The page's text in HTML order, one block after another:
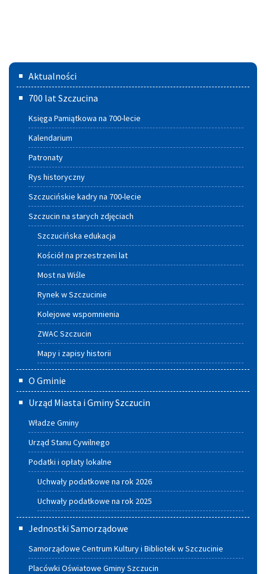
Menu
główne
Aktualności
700 lat Szczucina
Księga Pamiątkowa na 700-lecie
Kalendarium
Patronaty
Rys historyczny
Szczucińskie kadry na 700-lecie
Szczucin na starych zdjęciach
Szczucińska edukacja
Kościół na przestrzeni lat
Most na Wiśle
Rynek w Szczucinie
Kolejowe wspomnienia
ZWAC Szczucin
Mapy i zapisy historii
O Gminie
Urząd Miasta i Gminy Szczucin
Władze Gminy
Urząd Stanu Cywilnego
Podatki i opłaty lokalne
Uchwały podatkowe na rok 2026
Uchwały podatkowe na rok 2025
Jednostki Samorządowe
Samorządowe Centrum Kultury i Bibliotek w Szczucinie
Placówki Oświatowe Gminy Szczucin